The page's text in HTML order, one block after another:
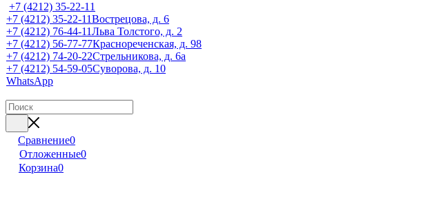
+7 (4212) 35-22-11
+7 (4212) 35-22-11Вострецова, д. 6
+7 (4212) 76-44-11Льва Толстого, д. 2
+7 (4212) 56-77-77Краснореченская, д. 98
+7 (4212) 74-20-22Стрельникова, д. 6а
+7 (4212) 54-59-05Суворова, д. 10
WhatsApp
Сравнение0
Отложенные0
Корзина0